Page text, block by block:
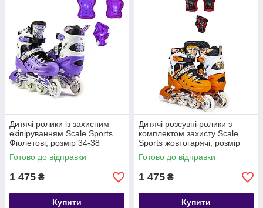
Дитячі ролики із захисним
екіпіруванням Scale Sports
Фіолетові, розмір 34-38
Готово до відправки
1 475 ₴
Купити
Дитячі розсувні ролики з
комплектом захисту Scale
Sports жовтогарячі, розмір
38-41
Готово до відправки
1 475 ₴
Купити